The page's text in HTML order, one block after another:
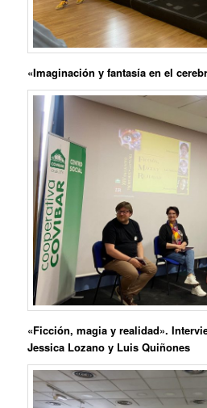
«Imaginación y fantasía en el
«Ficción, magia y realidad».
Jessica Lozanoy Luis Quiñones